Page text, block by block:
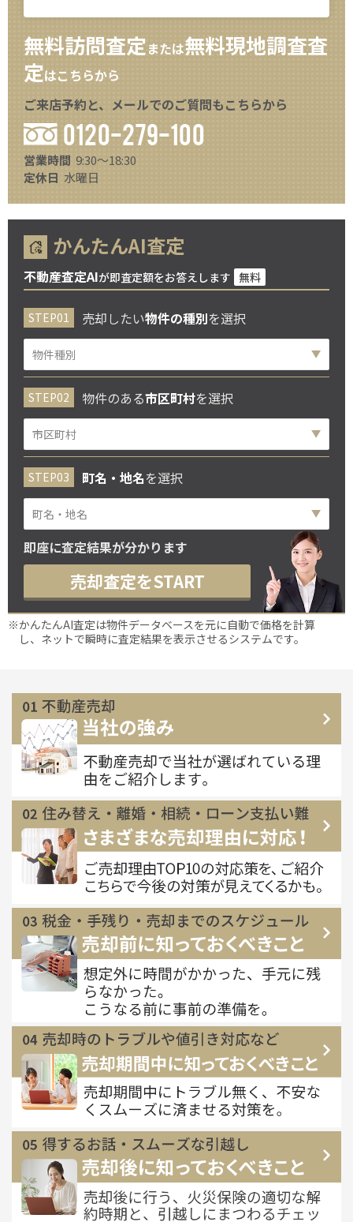
無料訪問査定または無料現地調査査
定はこちらから
ご来店予約と、メールでのご質問もこちらから
0120-279-100
営業時間 9:30～18:30
定休日 水曜日
かんたんAI査定
不動産査定AIが即査定額をお答えします 無料
売却したい物件の種別を選択
物件のある市区町村を選択
町名・地名を選択
即座に査定結果が分かります
売却査定をSTART
※かんたんAI査定は物件データベースを元に自動で価格を計算
し、ネットで瞬時に査定結果を表示させるシステムです。